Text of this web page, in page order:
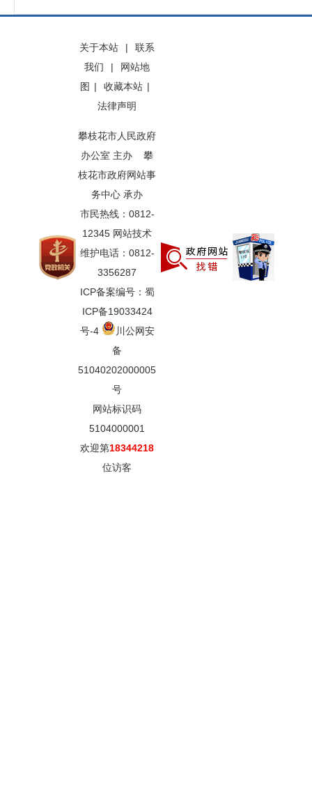
关于本站 |
联系
我们
|
网站地
图 | 收藏本站 |
法律声明
攀枝花市人民政府
办公室 主办 攀
枝花市政府网站事
务中心 承办
市民热线：0812-
12345 网站技术
维护电话：0812-
3356287
ICP备案编号：蜀
ICP备19033424
号-4
川公网安
备
51040202000005
号
网站标识码
5104000001
欢迎第18344218
位访客